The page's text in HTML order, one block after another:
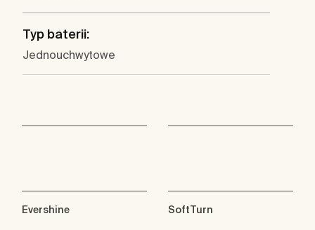
Typ baterii:
Jednouchwytowe
Evershine SoftTurn